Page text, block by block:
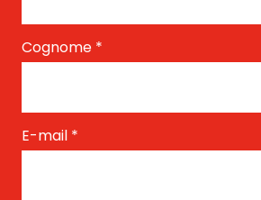
Cognome *
E-mail *